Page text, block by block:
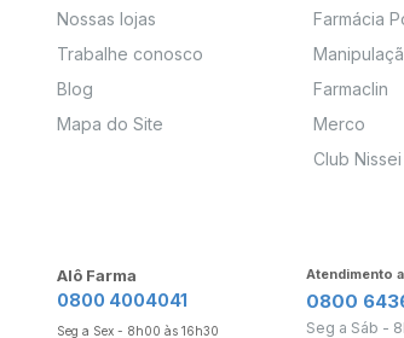
Nossas lojas
Trabalhe conosco
Blog
Mapa do Site
Farmácia
Farmaclin
Merco
Club Nissei
Alô Farma
0800 4004041
Seg a Sex - 8h00 às 16h30
Atendimento
0800
Seg a Sáb -